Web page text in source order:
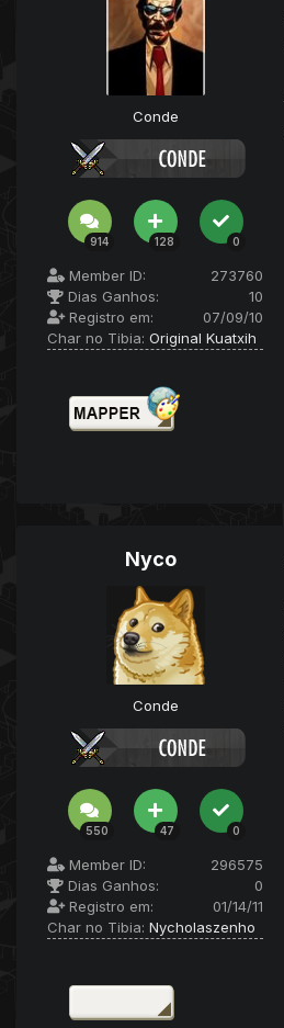
Conde
914 128 0
Member ID:
273760
Dias Ganhos:
10
Registro em:
07/09/10
Char no Tibia: Original Kuatxih
Nyco
Conde
550 47 0
Member ID:
296575
Dias Ganhos:
0
Registro em:
01/14/11
Char no Tibia: Nycholaszenho